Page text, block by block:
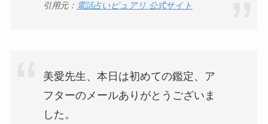
引用元： 電話占いピュアリ 公式サイト
美愛先生、本日は初めての鑑定、ア
フターのメールありがとうございま
した。